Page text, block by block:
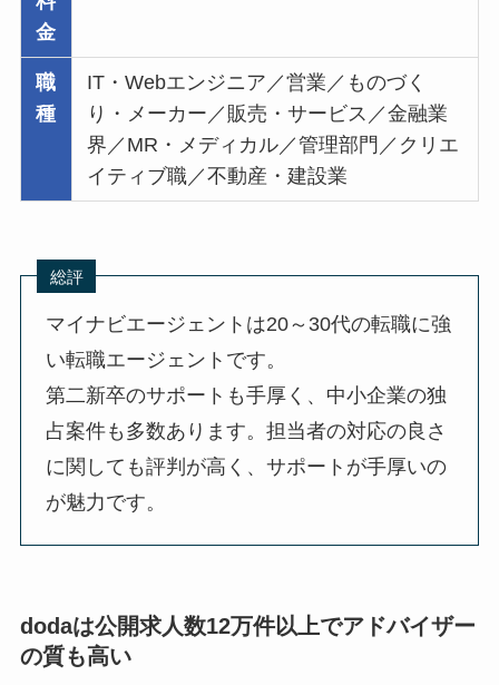
金
職
種
IT・Webエンジニア／営業／ものづく
り・メーカー／販売・サービス／金融業
界／MR・メディカル／管理部門／クリエ
イティブ職／不動産・建設業
総評
マイナビエージェントは20～30代の転職に強
い転職エージェントです。
第二新卒のサポートも手厚く、中小企業の独
占案件も多数あります。担当者の対応の良さ
に関しても評判が高く、サポートが手厚いの
が魅力です。
dodaは公開求人数12万件以上でアドバイザー
の質も高い